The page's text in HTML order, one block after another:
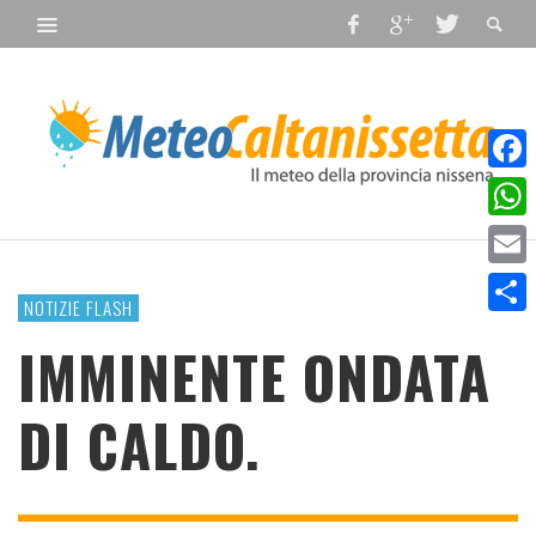
NOTIZIE FLASH
IMMINENTE ONDATA
DI CALDO.
Email